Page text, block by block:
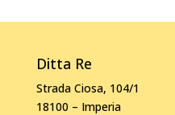
Ditta Re
Strada Ciosa, 104/1
18100 – Imperia